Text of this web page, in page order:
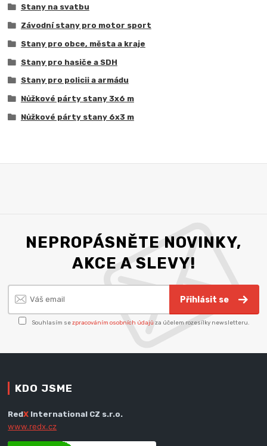
Stany na svatbu
Závodní stany pro motor sport
Stany pro obce, města a kraje
Stany pro hasiče a SDH
Stany pro policii a armádu
Nůžkové párty stany 3x6 m
Nůžkové párty stany 6x3 m
NEPROPÁSNĚTE NOVINKY,
AKCE A SLEVY!
Přihlásit se
Souhlasím sezpracováním osobních údajů za účelem rozesílky newsletteru.
KDO JSME
RedX International CZ s.r.o.
www.redx.cz